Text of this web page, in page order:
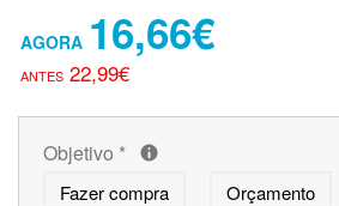
16,66€
22,99€
Objetivo *
Fazer compra Orçamento